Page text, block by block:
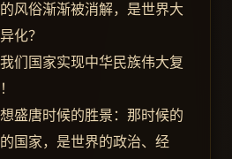
风俗渐渐被消解，是世界大
化？
们国家实现中华民族伟大复
盛唐时候的胜景：那时候的
国家，是世界的政治、经